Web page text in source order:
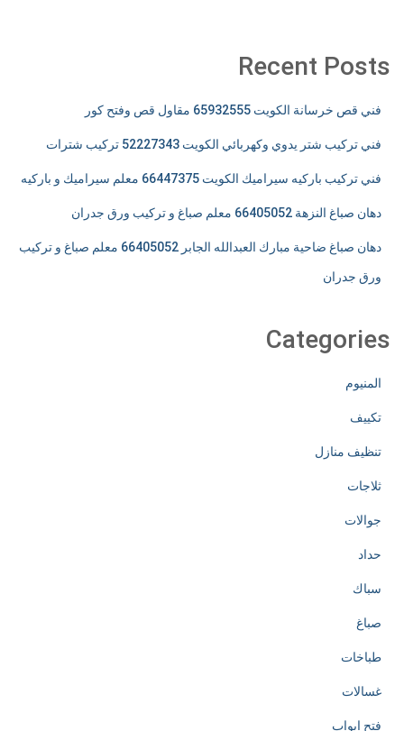
Recent Posts
فني قص خرسانة الكويت 65932555 مقاول قص وفتح كور
فني تركيب شتر يدوي وكهربائي الكويت 52227343 تركيب شترات
فني تركيب باركيه سيراميك الكويت 66447375 معلم سيراميك و باركيه
دهان صباغ النزهة 66405052 معلم صباغ و تركيب ورق جدران
دهان صباغ ضاحية مبارك العبدالله الجابر 66405052 معلم صباغ و تركيب
ورق جدران
Categories
المنيوم
تكييف
تنظيف منازل
ثلاجات
جوالات
حداد
سباك
صباغ
طباخات
غسالات
فتح ابواب